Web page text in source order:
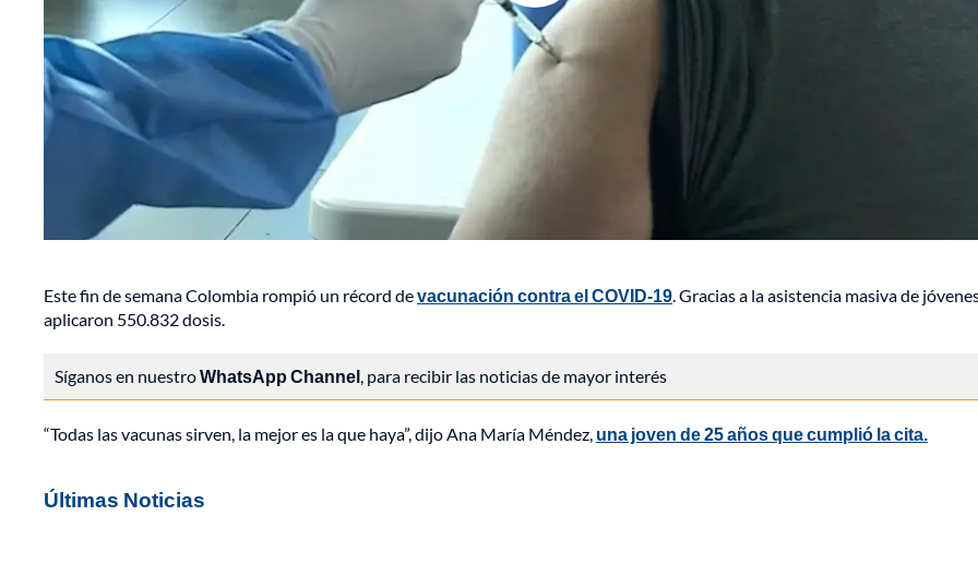
Este fin de semana Colombia rompió un récord devacunación contra el COVID-19. Gracias a la asistencia masiva de
aplicaron 550.832 dosis.
Síganos en nuestroWhatsApp Channel, para recibir las noticias de mayor interés
“Todas las vacunas sirven, la mejor es la que haya”, dijo Ana María Méndez, una joven de 25 años que cumplió la cita.
Últimas Noticias